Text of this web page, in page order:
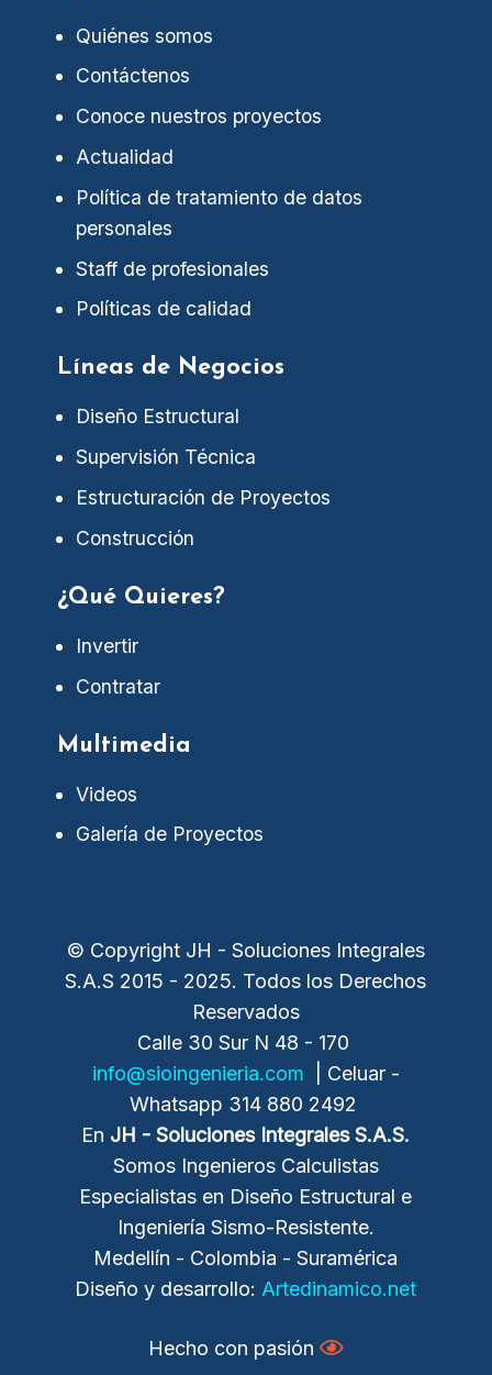
Quiénes somos
Contáctenos
Conoce nuestros proyectos
Actualidad
Política de tratamiento de datos
personales
Staff de profesionales
Políticas de calidad
Líneas de Negocios
Diseño Estructural
Supervisión Técnica
Estructuración de Proyectos
Construcción
¿Qué Quieres?
Invertir
Contratar
Multimedia
Videos
Galería de Proyectos
© Copyright JH - Soluciones Integrales
S.A.S 2015 - 2025. Todos los Derechos
Reservados
Calle 30 Sur N 48 - 170
info@sioingenieria.com | Celuar -
Whatsapp 314 880 2492
En JH - Soluciones Integrales S.A.S.
Somos Ingenieros Calculistas
Especialistas en Diseño Estructural e
Ingeniería Sismo-Resistente.
Medellín - Colombia - Suramérica
Diseño y desarrollo:Artedinamico.net
Hecho con pasión